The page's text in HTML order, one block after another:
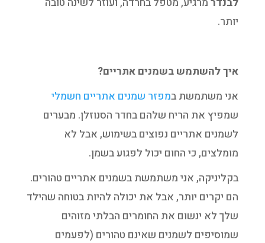
יותר.
איך להשתמש בשמנים אתריים?
אני משתמשת במפזר שמנים אתריים חשמלי
שמפיץ את הריח שלהם בחדר הסנוזלן. מבערים
לשמנים אתריים נפוצים בשימוש, אבל לא
מומלצים, כי החום יכול לפגוע בשמן.
בקליניקה, אני משתמשת בשמנים אתריים טהורים.
הם יקרים יותר, אבל את יכולה להיות בטוחה שהילד
שלך לא ינשום את החומרים הבלתי מזוהים
שמוסיפים לשמנים שאינם טהורים (לפעמים